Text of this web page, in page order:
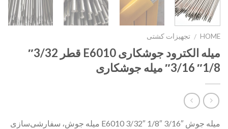
HOME
/ تجهیزات کشتی
میله الکترود جوشکاری E6010 قطر 3/32″
1/8″ 3/16″ میله جوشکاری
میله جوش E6010 3/32″ 1/8″ 3/16″ میله جوش، سفارشی‌سازی